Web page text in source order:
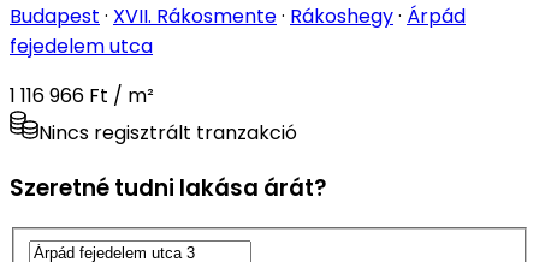
Budapest · XVII. Rákosmente· Rákoshegy· Árpád
fejedelem utca
1 116 966 Ft / m²
Nincs regisztrált tranzakció
Szeretné tudni lakása árát?